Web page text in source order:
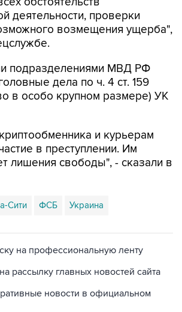
деятельности, проверки
возмещения ущерба",
подразделениями МВД РФ
дела по ч. 4 ст. 159
в особо крупном размере) УК
и курьерам
в преступлении. Им
лишения свободы", - сказали в
Сити ФСБ Украина
на профессиональную ленту
рассылку главных новостей сайта
новости в официальном